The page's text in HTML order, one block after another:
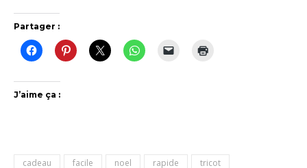
Partager :
J’aime ça :
cadeau facile noel rapide tricot